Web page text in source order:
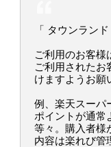
「 タウンラン
ご利用のお客様
ご利用されたお
けますようお願
例、楽天スーパ
ポイントが通常
等々。購入者様
内容は楽れび管